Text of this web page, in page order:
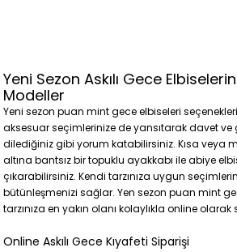
Yeni Sezon Askılı Gece
Modeller
Yeni sezon puan mint gece elbiseleri
aksesuar seçimlerinize de yansıtarak davet ve
dilediğiniz gibi yorum katabilirsiniz. Kısa veya
altına bantsız bir topuklu ayakkabı ile abiye
çıkarabilirsiniz. Kendi tarzınıza uygun
bütünleşmenizi sağlar. Yen sezon puan mint
tarzınıza en yakın olanı kolaylıkla online
Online Askılı Gece Kıyafeti Siparişi